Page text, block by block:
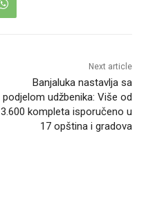
Next article
Banjaluka nastavlja sa
podjelom udžbenika: Više od
3.600 kompleta isporučeno u
17 opština i gradova